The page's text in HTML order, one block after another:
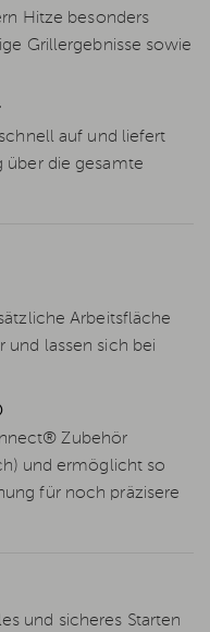
Hitze besonders
Grillergebnisse sowie
auf und liefert
über die gesamte
Arbeitsfläche
und lassen sich bei
Zubehör
und ermöglicht so
für noch präzisere
und sicheres Starten